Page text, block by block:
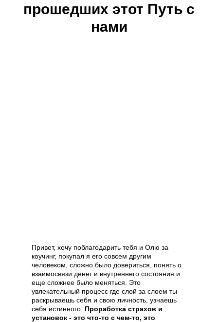
прошедших этот Путь с
нами
Привет, хочу поблагодарить тебя и Олю за
коучинг, покупал я его совсем другим
человеком, сложно было довериться, понять о
взаимосвязи денег и внутреннего состояния и
еще сложнее было меняться. Это
увлекательный процесс где слой за слоем ты
раскрываешь себя и свою личность, узнаешь
себя истинного. Проработка страхов и
установок - это что-то с чем-то, это